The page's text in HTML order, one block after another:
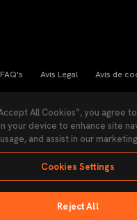
FAQ's Avís Legal Avís de
de Transparència Política de
Accessibilitat
All Cookies”, you agree
your device to enhance site
and assist in our
Cookies Settings
Reject All